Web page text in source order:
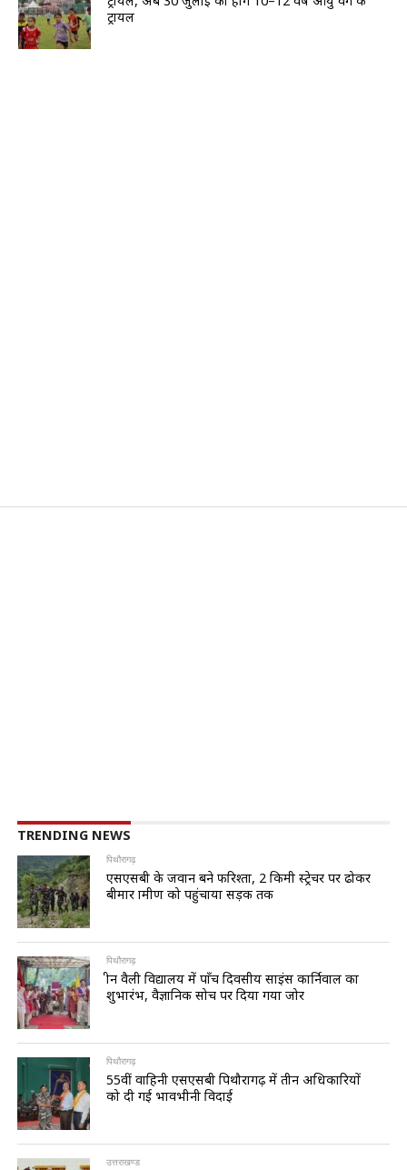
ट्रायल
TRENDING NEWS
पिथौरागढ़
एसएसबी के जवान बने फरिश्ता, 2 किमी स्ट्रेचर पर ढोकर
बीमार ग्रामीण को पहुंचाया सड़क तक
पिथौरागढ़
ग्रीन वैली विद्यालय में पाँच दिवसीय साइंस कार्निवाल का
शुभारंभ, वैज्ञानिक सोच पर दिया गया जोर
पिथौरागढ़
55वीं वाहिनी एसएसबी पिथौरागढ़ में तीन अधिकारियों
को दी गई भावभीनी विदाई
उत्तराखण्ड